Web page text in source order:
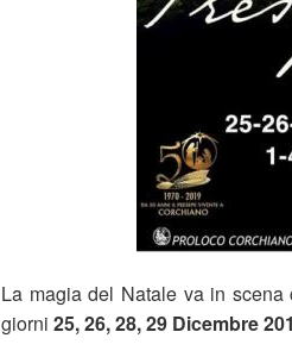
La magia del Natale va in scena
giorni 25, 26, 28, 29 Dicembre